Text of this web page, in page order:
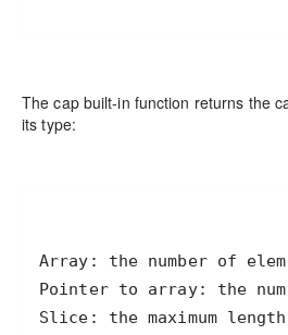
The cap built-in function returns the
its type: